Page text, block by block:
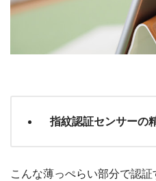
指紋認証センサーの
こんな薄っぺらい部分で認